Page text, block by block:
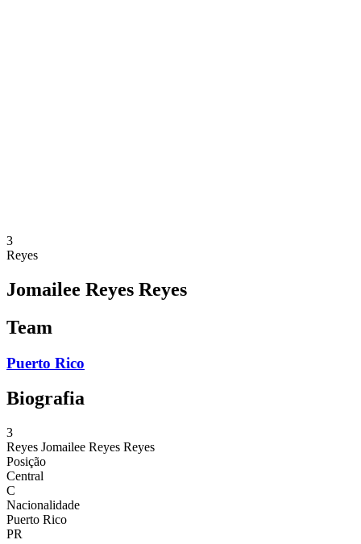
3
Reyes
Jomailee Reyes Reyes
Team
Puerto Rico
Biografia
3
Reyes Jomailee Reyes Reyes
Posição
Central
C
Nacionalidade
Puerto Rico
PR